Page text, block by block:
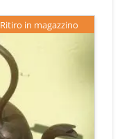
Ritiro in magazzino